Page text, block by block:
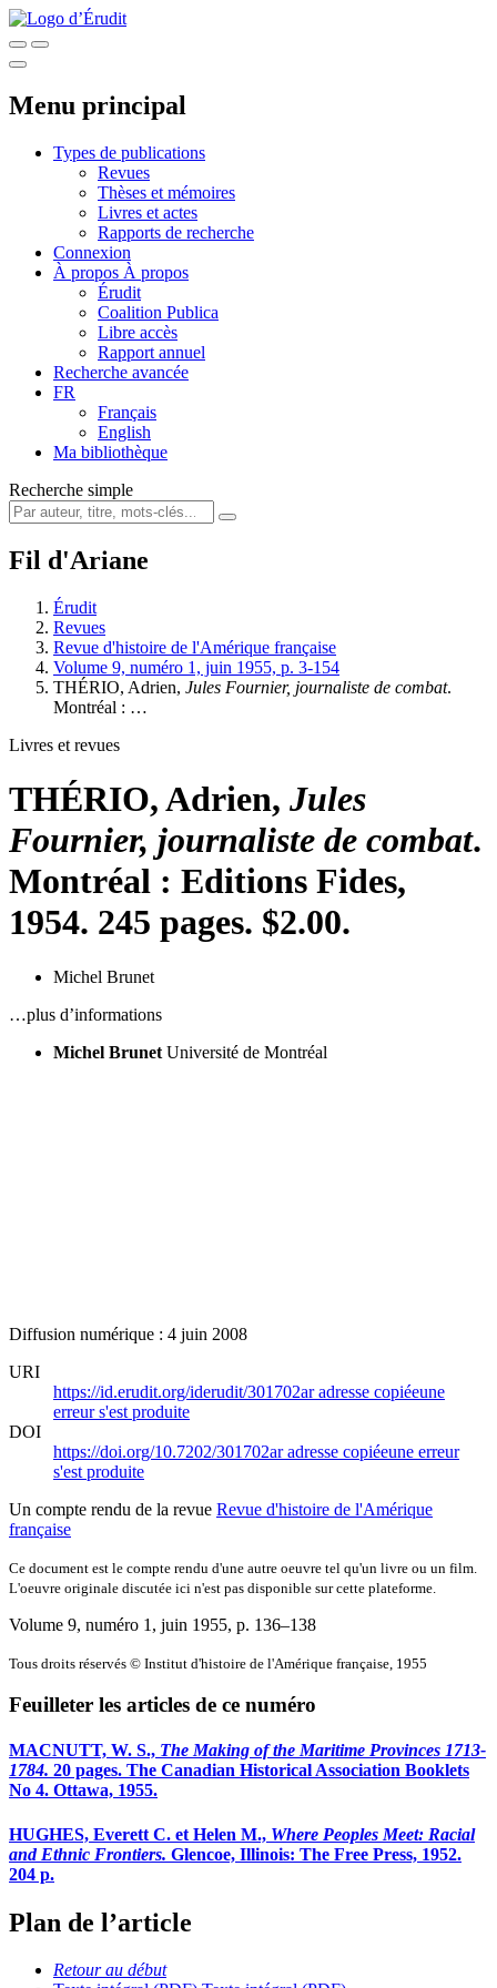
Menu principal
Types de publications
Revues
Thèses et mémoires
Livres et actes
Rapports de recherche
Connexion
À propos À propos
Érudit
Coalition Publica
Libre accès
Rapport annuel
Recherche avancée
FR
Français
English
Ma bibliothèque
Recherche simple
Fil d'Ariane
Érudit
Revues
Revue d'histoire de l'Amérique française
Volume 9, numéro 1, juin 1955, p. 3-154
THÉRIO, Adrien, Jules Fournier, journaliste de combat.
Montréal : …
Livres et revues
THÉRIO, Adrien, Jules
Fournier, journaliste de combat.
Montréal : Editions Fides,
1954. 245 pages. $2.00.
Michel Brunet
…plus d’informations
Michel Brunet Université de Montréal
Diffusion numérique : 4 juin 2008
URI
https://id.erudit.org/iderudit/301702aradresse copiéeune
erreur s'est produite
DOI
https://doi.org/10.7202/301702aradresse copiéeune erreur
s'est produite
Un compte rendu de la revue Revue d'histoire de l'Amérique
française
Ce document est le compte rendu d'une autre oeuvre tel qu'un livre ou un film.
L'oeuvre originale discutée ici n'est pas disponible sur cette plateforme.
Volume 9, numéro 1, juin 1955, p. 136–138
Tous droits réservés © Institut d'histoire de l'Amérique française, 1955
Feuilleter les articles de ce numéro
MACNUTT, W. S., The Making of the Maritime Provinces 1713-
1784. 20 pages. The Canadian Historical Association Booklets
No 4. Ottawa, 1955.
HUGHES, Everett C. et Helen M., Where Peoples Meet: Racial
and Ethnic Frontiers. Glencoe, Illinois: The Free Press, 1952.
204 p.
Plan de l’article
Retour au début